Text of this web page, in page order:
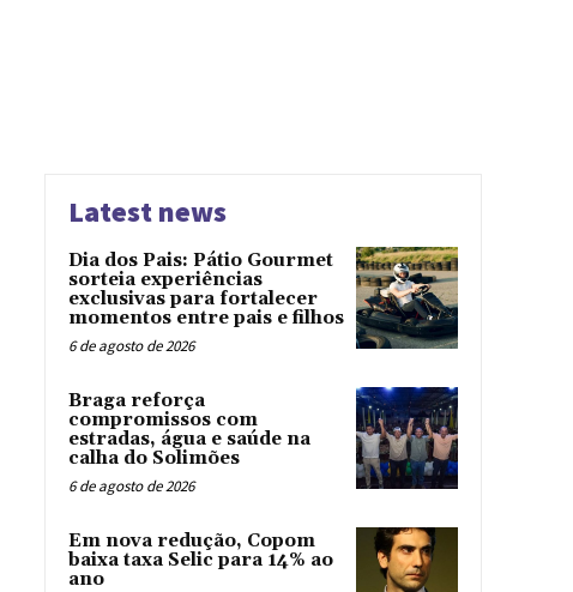
Latest news
Dia dos Pais: Pátio Gourmet
sorteia experiências
exclusivas para fortalecer
momentos entre pais e filhos
6 de agosto de 2026
Braga reforça
compromissos com
estradas, água e saúde na
calha do Solimões
6 de agosto de 2026
Em nova redução, Copom
baixa taxa Selic para 14% ao
ano